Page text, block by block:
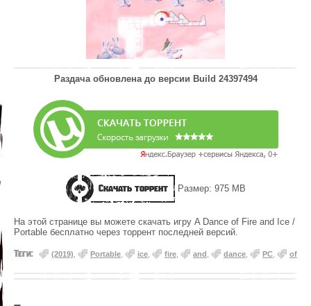
Раздача обновлена до версии Build 24397494
Скачать торрент Размер: 975 MB
На этой странице вы можете скачать игру A Dance of Fire and Ice /
Portable бесплатно через торрент последней версий.
Теги: (2019) Portable ice fire and dance PC of